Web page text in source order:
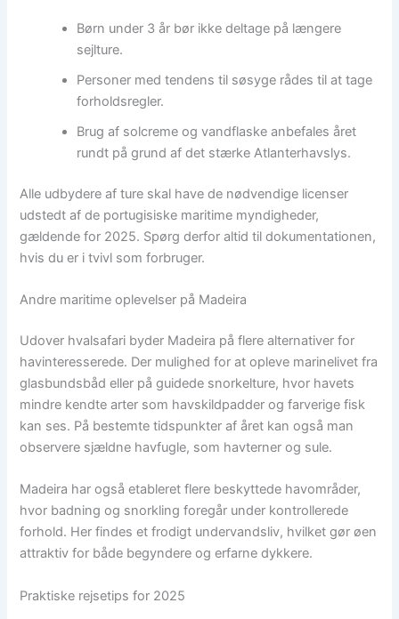
Børn under 3 år bør ikke deltage på længere
sejlture.
Personer med tendens til søsyge rådes til at tage
forholdsregler.
Brug af solcreme og vandflaske anbefales året
rundt på grund af det stærke Atlanterhavslys.
Alle udbydere af ture skal have de nødvendige licenser
udstedt af de portugisiske maritime myndigheder,
gældende for 2025. Spørg derfor altid til dokumentationen,
hvis du er i tvivl som forbruger.
Andre maritime oplevelser på Madeira
Udover hvalsafari byder Madeira på flere alternativer for
havinteresserede. Der mulighed for at opleve marinelivet fra
glasbundsbåd eller på guidede snorkelture, hvor havets
mindre kendte arter som havskildpadder og farverige fisk
kan ses. På bestemte tidspunkter af året kan også man
observere sjældne havfugle, som havterner og sule.
Madeira har også etableret flere beskyttede havområder,
hvor badning og snorkling foregår under kontrollerede
forhold. Her findes et frodigt undervandsliv, hvilket gør øen
attraktiv for både begyndere og erfarne dykkere.
Praktiske rejsetips for 2025